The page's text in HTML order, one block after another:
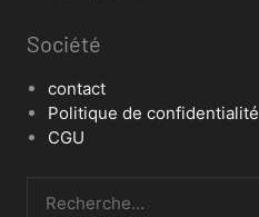
Société
contact
Politique de confidentialité
CGU